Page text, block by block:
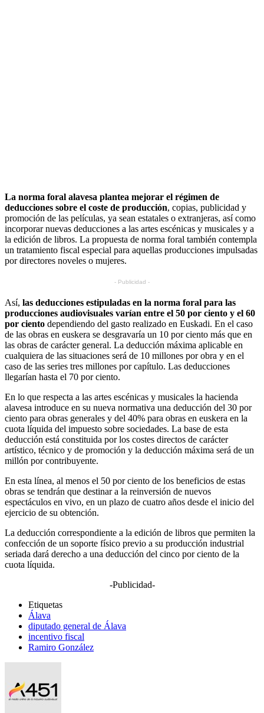
La norma foral alavesa plantea mejorar el régimen de
deducciones sobre el coste de producción, copias, publicidad y
promoción de las películas, ya sean estatales o extranjeras, así como
incorporar nuevas deducciones a las artes escénicas y musicales y a
la edición de libros. La propuesta de norma foral también contempla
un tratamiento fiscal especial para aquellas producciones impulsadas
por directores noveles o mujeres.
- Publicidad -
Así, las deducciones estipuladas en la norma foral para las
producciones audiovisuales varían entre el 50 por ciento y el 60
por ciento dependiendo del gasto realizado en Euskadi. En el caso
de las obras en euskera se desgravaría un 10 por ciento más que en
las obras de carácter general. La deducción máxima aplicable en
cualquiera de las situaciones será de 10 millones por obra y en el
caso de las series tres millones por capítulo. Las deducciones
llegarían hasta el 70 por ciento.
En lo que respecta a las artes escénicas y musicales la hacienda
alavesa introduce en su nueva normativa una deducción del 30 por
ciento para obras generales y del 40% para obras en euskera en la
cuota líquida del impuesto sobre sociedades. La base de esta
deducción está constituida por los costes directos de carácter
artístico, técnico y de promoción y la deducción máxima será de un
millón por contribuyente.
En esta línea, al menos el 50 por ciento de los beneficios de estas
obras se tendrán que destinar a la reinversión de nuevos
espectáculos en vivo, en un plazo de cuatro años desde el inicio del
ejercicio de su obtención.
La deducción correspondiente a la edición de libros que permiten la
confección de un soporte físico previo a su producción industrial
seriada dará derecho a una deducción del cinco por ciento de la
cuota líquida.
-Publicidad-
Etiquetas
Álava
diputado general de Álava
incentivo fiscal
Ramiro González